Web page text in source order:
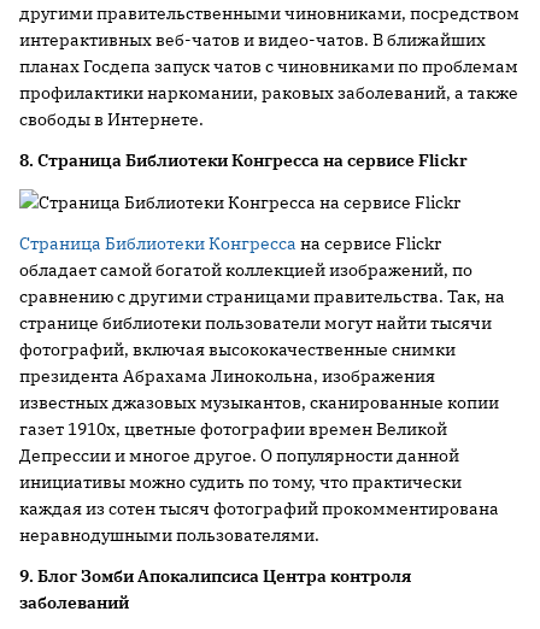
другими правительственными чиновниками, посредством
интерактивных веб-чатов и видео-чатов. В ближайших
планах Госдепа запуск чатов с чиновниками по проблемам
профилактики наркомании, раковых заболеваний, а также
свободы в Интернете.
8. Страница Библиотеки Конгресса на сервисе Flickr
Страница Библиотеки Конгресса на сервисе Flickr
обладает самой богатой коллекцией изображений, по
сравнению с другими страницами правительства. Так, на
странице библиотеки пользователи могут найти тысячи
фотографий, включая высококачественные снимки
президента Абрахама Линокольна, изображения
известных джазовых музыкантов, сканированные копии
газет 1910х, цветные фотографии времен Великой
Депрессии и многое другое. О популярности данной
инициативы можно судить по тому, что практически
каждая из сотен тысяч фотографий прокомментирована
неравнодушными пользователями.
9. Блог Зомби Апокалипсиса Центра контроля
заболеваний